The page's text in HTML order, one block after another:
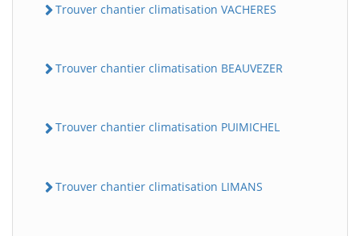
Trouver chantier climatisation VACHERES
Trouver chantier climatisation BEAUVEZER
Trouver chantier climatisation PUIMICHEL
Trouver chantier climatisation LIMANS